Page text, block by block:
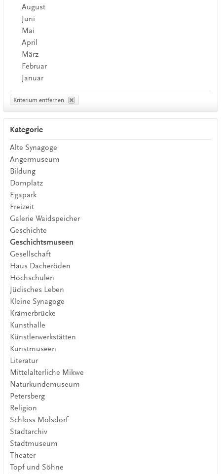
August
Juni
Mai
April
März
Februar
Januar
Kriterium entfernen
Kategorie
Alte Synagoge
Angermuseum
Bildung
Domplatz
Egapark
Freizeit
Galerie Waidspeicher
Geschichte
Geschichtsmuseen
Gesellschaft
Haus Dacheröden
Hochschulen
Jüdisches Leben
Kleine Synagoge
Krämerbrücke
Kunsthalle
Künstlerwerkstätten
Kunstmuseen
Literatur
Mittelalterliche Mikwe
Naturkundemuseum
Petersberg
Religion
Schloss Molsdorf
Stadtarchiv
Stadtmuseum
Theater
Topf und Söhne